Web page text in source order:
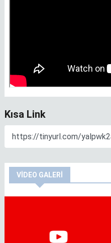
Kısa Link
VIDEO GALERI